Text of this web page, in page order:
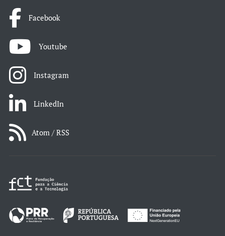
Facebook
Youtube
Instagram
LinkedIn
Atom / RSS